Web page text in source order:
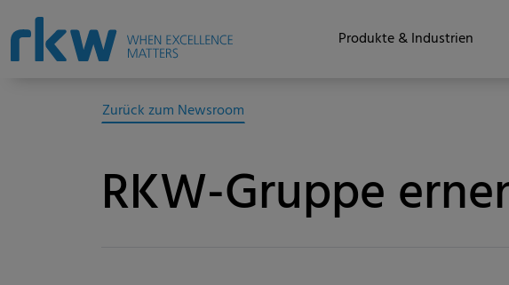
Produkte & Industrien
Zurück zum Newsroom
RKW-Gruppe